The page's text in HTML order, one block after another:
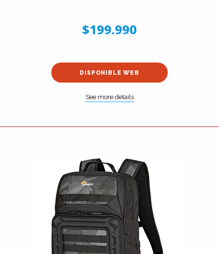
$199.990
DISPONIBLE WEB
See more details